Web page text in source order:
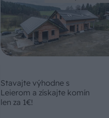
Stavajte výhodne s
Leierom a získajte komín
len za 1€!